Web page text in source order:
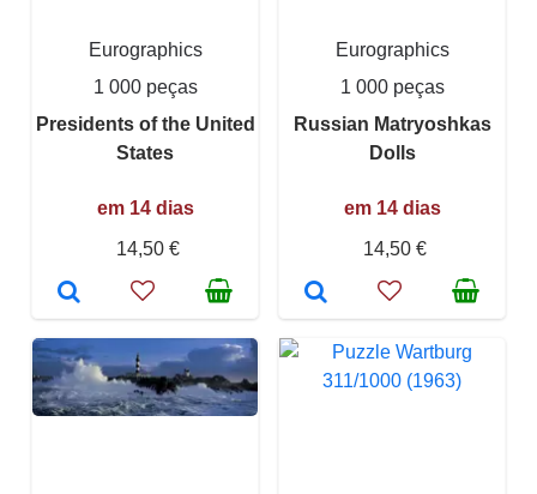
Eurographics
1 000 peças
Presidents of the United
States
em 14 dias
14,50 €
Eurographics
1 000 peças
Russian Matryoshkas
Dolls
em 14 dias
14,50 €